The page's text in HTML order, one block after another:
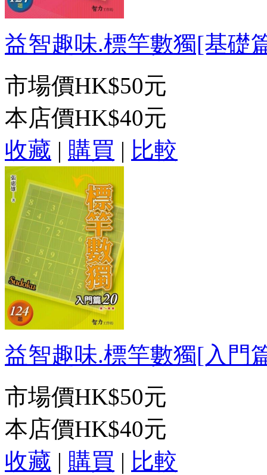
益智趣味.標竿數獨[基礎
市場價HK$50元
本店價HK$40元
收藏 | 購買 | 比較
益智趣味.標竿數獨[入門
市場價HK$50元
本店價HK$40元
收藏 | 購買 | 比較